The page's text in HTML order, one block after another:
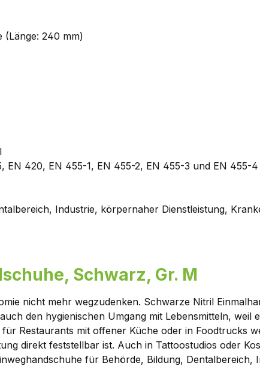
(Länge: 240 mm)
EN 420, EN 455-1, EN 455-2, EN 455-3 und EN 455-4
Industrie, körpernaher Dienstleistung,
Schwarz, Gr. M
nicht mehr wegzudenken. Schwarze Nitril
den hygienischen Umgang mit Lebensmitteln, weil
Restaurants mit offener Küche oder in Foodtrucks
direkt feststellbar ist. Auch in Tattoostudios oder
für Behörde, Bildung,